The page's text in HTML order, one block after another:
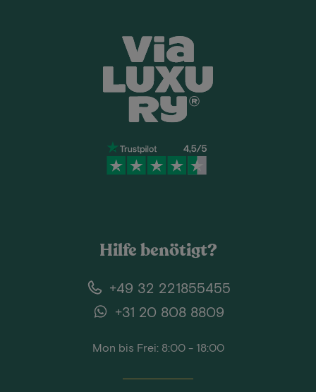
Hilfe benötigt?
+49 32 221855455
+31 20 808 8809
Mon bis Frei: 8:00 - 18:00